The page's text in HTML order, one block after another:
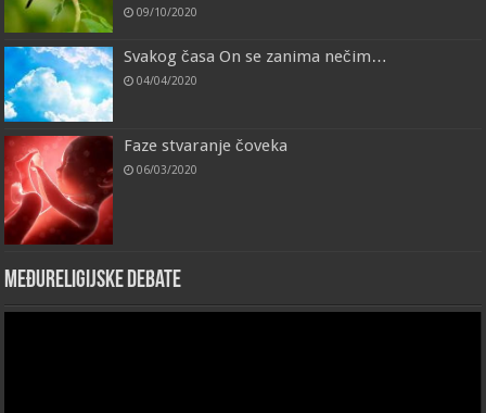
09/10/2020
Svakog časa On se zanima nečim…
04/04/2020
Faze stvaranje čoveka
06/03/2020
Međureligijske debate